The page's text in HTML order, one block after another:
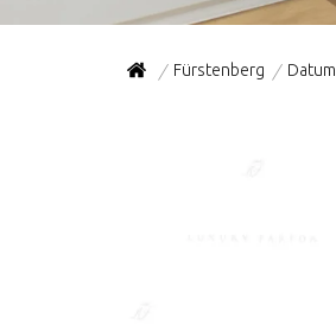
/ Fürstenberg / Datum